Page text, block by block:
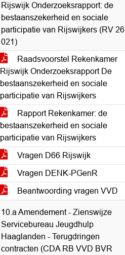
Rijswijk Onderzoeksrapport: de
bestaanszekerheid en sociale
participatie van Rijswijkers (RV 26
021)
Raadsvoorstel Rekenkamer
Rijswijk Onderzoeksrapport De
bestaanszekerheid en sociale
participatie van Rijswijkers
Rapport Rekenkamer: de
bestaanszekerheid en sociale
participatie van Rijswijkers
Vragen D66 Rijswijk
Vragen DENK-PGenR
Beantwoording vragen VVD
10.a Amendement - Zienswijze
Servicebureau Jeugdhulp
Haaglanden - Terugdringen
contracten (CDA RB VVD BVR